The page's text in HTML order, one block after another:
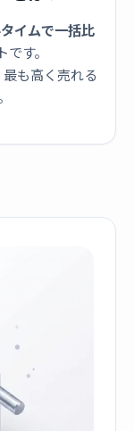
イムで一括比
す。
も高く売れる